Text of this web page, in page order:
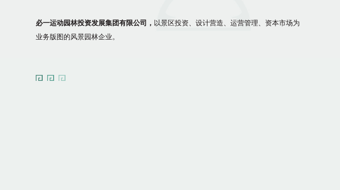
必一运动园林投资发展集团有限公司， 以景区投资、设计营造、运营管理、资本市场为
业务版图的风景园林企业。